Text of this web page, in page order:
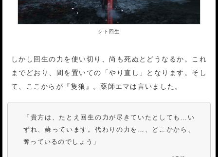
シト回生
しかし回生の力を使い切り、尚も死ぬとどうなるか。これ
までどおり、間を置いての「やり直し」となります。そし
て、ここからが『隻狼』。薬師エマは言いました。
「貴方は、たとえ回生の力が尽きていたとしても…い
ずれ、蘇っています。代わりの力を…、どこかから、
奪っているのでしょう」